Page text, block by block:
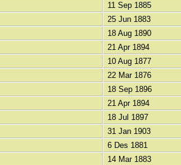
11 Sep 1885
25 Jun 1883
18 Aug 1890
21 Apr 1894
10 Aug 1877
22 Mar 1876
18 Sep 1896
21 Apr 1894
18 Jul 1897
31 Jan 1903
6 Des 1881
14 Mar 1883